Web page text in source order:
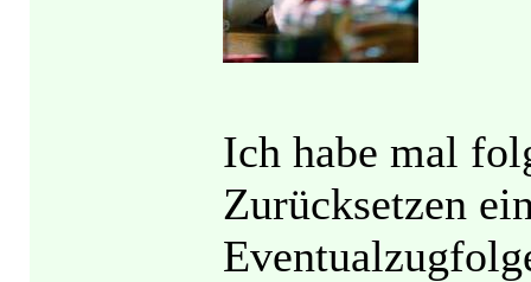
Ich habe mal
Zurücksetzen